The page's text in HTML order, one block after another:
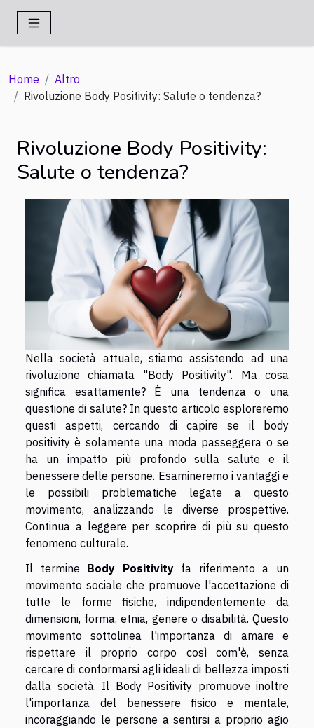
Home
Altro
Rivoluzione Body Positivity: Salute o tendenza?
Rivoluzione Body Positivity:
Salute o tendenza?
Nella società attuale, stiamo assistendo ad una
rivoluzione chiamata "Body Positivity". Ma cosa
significa esattamente? È una tendenza o una
questione di salute? In questo articolo esploreremo
questi aspetti, cercando di capire se il body
positivity è solamente una moda passeggera o se
ha un impatto più profondo sulla salute e il
benessere delle persone. Esamineremo i vantaggi e
le possibili problematiche legate a questo
movimento, analizzando le diverse prospettive.
Continua a leggere per scoprire di più su questo
fenomeno culturale.
Il termine Body Positivityfa riferimento a un
movimento sociale che promuove l'accettazione di
tutte le forme fisiche, indipendentemente da
dimensioni, forma, etnia, genere o disabilità. Questo
movimento sottolinea l'importanza di amare e
rispettare il proprio corpo così com'è, senza
cercare di conformarsi agli ideali di bellezza imposti
dalla società. Il Body Positivity promuove inoltre
l'importanza del benessere fisico e mentale,
incoraggiando le persone a sentirsi a proprio agio